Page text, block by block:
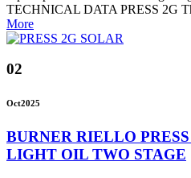
TECHNICAL DATA PRESS 2G
More
02
Oct2025
BURNER RIELLO
LIGHT OIL TWO STAGE